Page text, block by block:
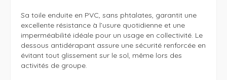
Sa toile enduite en PVC, sans phtalates, garantit une
excellente résistance à l’usure quotidienne et une
imperméabilité idéale pour un usage en collectivité. Le
dessous antidérapant assure une sécurité renforcée en
évitant tout glissement sur le sol, même lors des
activités de groupe.